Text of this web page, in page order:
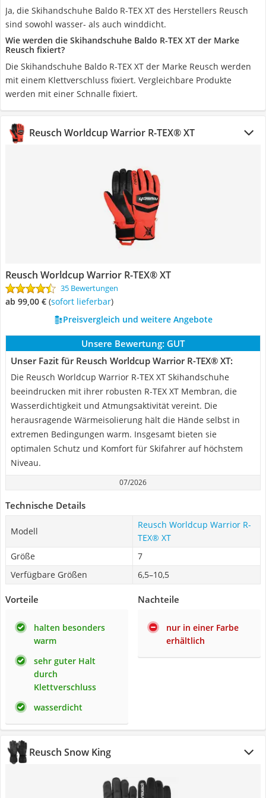
Ja, die Skihandschuhe Baldo R-TEX XT des Herstellers Reusch
sind sowohl wasser- als auch winddicht.
Wie werden die Skihandschuhe Baldo R-TEX XT der Marke
Reusch fixiert?
Die Skihandschuhe Baldo R-TEX XT der Marke Reusch werden
mit einem Klettverschluss fixiert. Vergleichbare Produkte
werden mit einer Schnalle fixiert.
Reusch Worldcup Warrior R-TEX® XT
Reusch Worldcup Warrior R-TEX® XT
35 Bewertungen
ab 99,00 € ( Sofort lieferbar)
Preisvergleich und weitere Angebote
Unsere Bewertung: GUT
Unser Fazit für Reusch Worldcup Warrior R-TEX® XT:
Die Reusch Worldcup Warrior R-TEX XT Skihandschuhe
beeindrucken mit ihrer robusten R-TEX XT Membran, die
Wasserdichtigkeit und Atmungsaktivität vereint. Die
herausragende Wärmeisolierung hält die Hände selbst in
extremen Bedingungen warm. Insgesamt bieten sie
optimalen Schutz und Komfort für Skifahrer auf höchstem
Niveau.
07/2026
Technische Details
Modell
Reusch Worldcup Warrior R-
TEX® XT
Größe
7
Verfügbare Größen
6,5–10,5
Vorteile
halten besonders
warm
sehr guter Halt
durch
Klettverschluss
wasserdicht
Nachteile
nur in einer Farbe
erhältlich
Reusch Snow King